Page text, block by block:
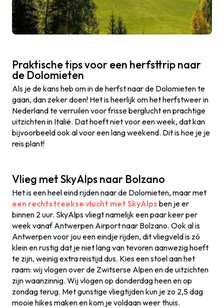
Praktische tips voor een herfsttrip naar
de Dolomieten
Als je de kans heb om in de herfst naar de Dolomieten te
gaan, dan zeker doen! Het is heerlijk om het herfstweer in
Nederland te verruilen voor frisse berglucht en prachtige
uitzichten in Italië. Dat hoeft niet voor een week, dat kan
bijvoorbeeld ook al voor een lang weekend. Dit is hoe je je
reis plant!
Vlieg met SkyAlps naar Bolzano
Het is een heel eind rijden naar de Dolomieten, maar met
een rechtstreekse vlucht met SkyAlps ben je er
binnen 2 uur. SkyAlps vliegt namelijk een paar keer per
week vanaf Antwerpen Airport naar Bolzano. Ook al is
Antwerpen voor jou een eindje rijden, dit vliegveld is zó
klein en rustig dat je niet lang van tevoren aanwezig hoeft
te zijn, weinig extra reistijd dus. Kies een stoel aan het
raam: wij vlogen over de Zwitserse Alpen en de uitzichten
zijn waanzinnig. Wij vlogen op donderdag heen en op
zondag terug. Met gunstige vliegtijden kun je zo 2,5 dag
mooie hikes maken en kom je voldaan weer thuis.